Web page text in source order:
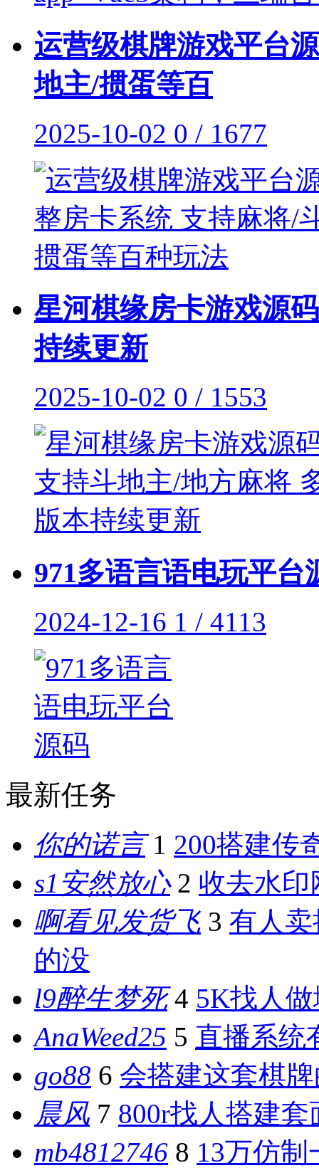
运营级棋牌游戏平台
地主/掼蛋等百
2025-10-02 0 / 1677
星河棋缘房卡游戏源
持续更新
2025-10-02 0 / 1553
971多语言语电玩平台
2024-12-16 1 / 4113
最新任务
你的诺言 1 200搭建传
s1安然放心 2 收去水印
啊看见发货飞 3 有人
的没
l9醉生梦死 4 5K找人
AnaWeed25 5 直播系统
go88 6 会搭建这套棋
晨风 7 800r找人搭建
mb4812746 8 13万仿制